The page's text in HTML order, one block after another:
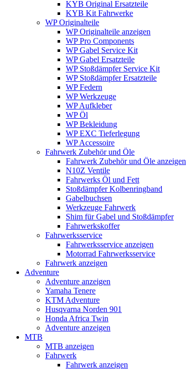
KYB Original Ersatzteile
KYB Kit Fahrwerke
WP Originalteile
WP Originalteile anzeigen
WP Pro Components
WP Gabel Service Kit
WP Gabel Ersatzteile
WP Stoßdämpfer Service Kit
WP Stoßdämpfer Ersatzteile
WP Federn
WP Werkzeuge
WP Aufkleber
WP Öl
WP Bekleidung
WP EXC Tieferlegung
WP Accessoire
Fahrwerk Zubehör und Öle
Fahrwerk Zubehör und Öle anzeigen
N10Z Ventile
Fahrwerks Öl und Fett
Stoßdämpfer Kolbenringband
Gabelbuchsen
Werkzeuge Fahrwerk
Shim für Gabel und Stoßdämpfer
Fahrwerkskoffer
Fahrwerksservice
Fahrwerksservice anzeigen
Motorrad Fahrwerksservice
Fahrwerk anzeigen
Adventure
Adventure anzeigen
Yamaha Tenere
KTM Adventure
Husqvarna Norden 901
Honda Africa Twin
Adventure anzeigen
MTB
MTB anzeigen
Fahrwerk
Fahrwerk anzeigen